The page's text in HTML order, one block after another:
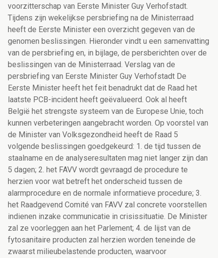
voorzitterschap van Eerste Minister Guy Verhofstadt.
Tijdens zijn wekelijkse persbriefing na de Ministerraad
heeft de Eerste Minister een overzicht gegeven van de
genomen beslissingen. Hieronder vindt u een samenvatting
van de persbriefing en, in bijlage, de persberichten over de
beslissingen van de Ministerraad. Verslag van de
persbriefing van Eerste Minister Guy Verhofstadt De
Eerste Minister heeft het feit benadrukt dat de Raad het
laatste PCB-incident heeft geëvalueerd. Ook al heeft
België het strengste systeem van de Europese Unie, toch
kunnen verbeteringen aangebracht worden. Op voorstel van
de Minister van Volksgezondheid heeft de Raad 5
volgende beslissingen goedgekeurd: 1. de tijd tussen de
staalname en de analyseresultaten mag niet langer zijn dan
5 dagen; 2. het FAVV wordt gevraagd de procedure te
herzien voor wat betreft het onderscheid tussen de
alarmprocedure en de normale informatieve procedure; 3.
het Raadgevend Comité van FAVV zal concrete voorstellen
indienen inzake communicatie in crisissituatie. De Minister
zal ze voorleggen aan het Parlement; 4. de lijst van de
fytosanitaire producten zal herzien worden teneinde de
zwaarst milieubelastende producten, waarvoor